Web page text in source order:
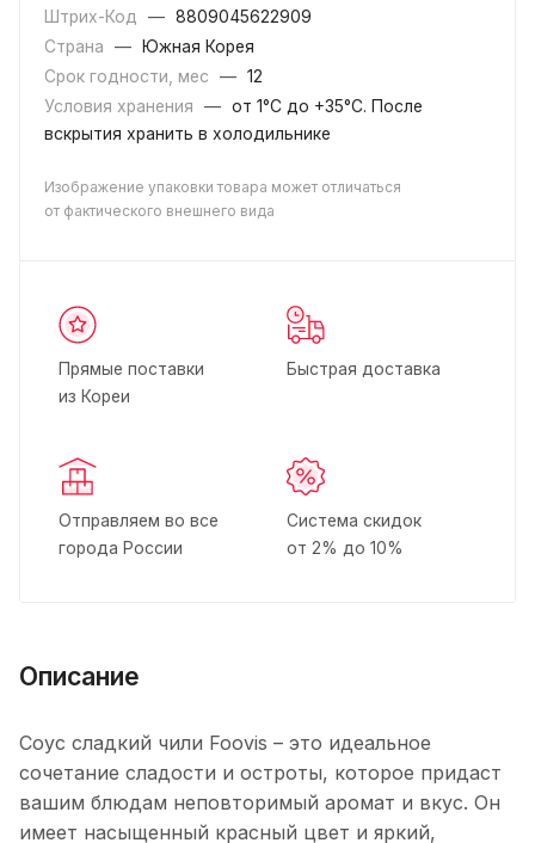
Штрих-Код
— 8809045622909
Страна
—
Южная Корея
Срок годности, мес
— 12
Условия хранения
— от 1°С до +35°C. После
вскрытия хранить в холодильнике
Изображение упаковки товара может отличаться
от фактического внешнего вида
Прямые поставки
из Кореи
Быстрая доставка
Отправляем во все
города России
Система скидок
от 2% до 10%
Описание
Соус сладкий чили Foovis – это идеальное
сочетание сладости и остроты, которое придаст
вашим блюдам неповторимый аромат и вкус. Он
имеет насыщенный красный цвет и яркий,